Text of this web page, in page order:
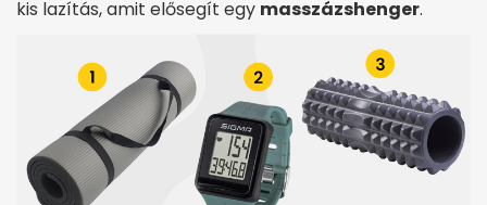
kis lazítás, amit elősegít egy masszázshenger.